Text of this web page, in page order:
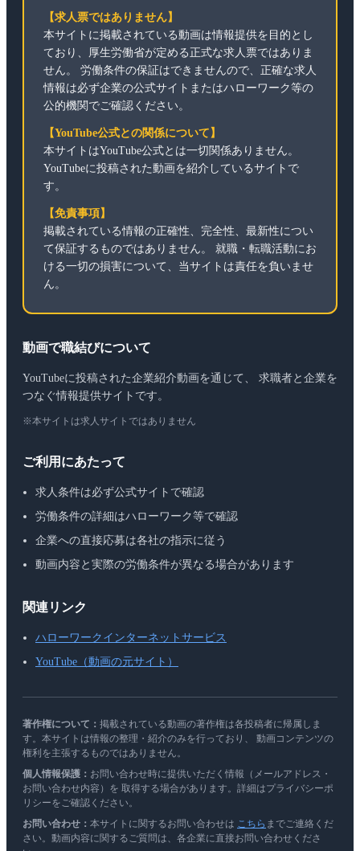
【求人票ではありません】
本サイトに掲載されている動画は情報提供を目的とし
ており、厚生労働省が定める正式な求人票ではありま
せん。 労働条件の保証はできませんので、正確な求人
情報は必ず企業の公式サイトまたはハローワーク等の
公的機関でご確認ください。
【YouTube公式との関係について】
本サイトはYouTube公式とは一切関係ありません。
YouTubeに投稿された動画を紹介しているサイトで
す。
【免責事項】
掲載されている情報の正確性、完全性、最新性につい
て保証するものではありません。 就職・転職活動にお
ける一切の損害について、当サイトは責任を負いませ
ん。
動画で職結びについて
YouTubeに投稿された企業紹介動画を通じて、 求職者と企業を
つなぐ情報提供サイトです。
※本サイトは求人サイトではありません
ご利用にあたって
求人条件は必ず公式サイトで確認
労働条件の詳細はハローワーク等で確認
企業への直接応募は各社の指示に従う
動画内容と実際の労働条件が異なる場合があります
関連リンク
ハローワークインターネットサービス
YouTube（動画の元サイト）
著作権について： 掲載されている動画の著作権は各投稿者に帰属しま
す。本サイトは情報の整理・紹介のみを行っており、 動画コンテンツの
権利を主張するものではありません。
個人情報保護： お問い合わせ時に提供いただく情報（メールアドレス・
お問い合わせ内容）を 取得する場合があります。詳細はプライバシーポ
リシーをご確認ください。
お問い合わせ： 本サイトに関するお問い合わせは こちら までご連絡くだ
さい。動画内容に関するご質問は、各企業に直接お問い合わせくださ